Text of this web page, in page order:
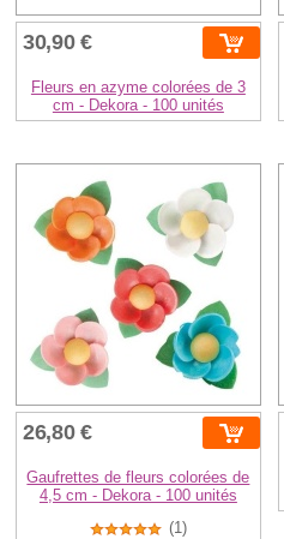
30,90 €
Fleurs en azyme colorées de 3
cm - Dekora - 100 unités
26,80 €
Gaufrettes de fleurs colorées de
4,5 cm - Dekora - 100 unités
(1)